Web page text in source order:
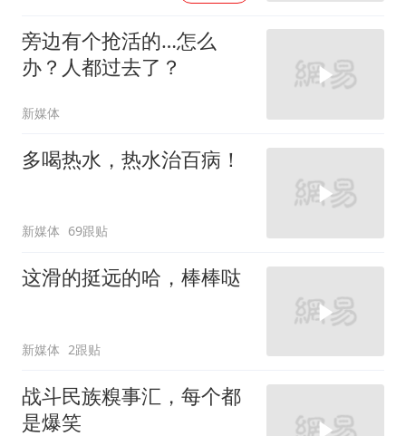
旁边有个抢活的…怎么
办？人都过去了？
新媒体
多喝热水，热水治百病！
新媒体 69跟贴
这滑的挺远的哈，棒棒哒
新媒体 2跟贴
战斗民族糗事汇，每个都
是爆笑